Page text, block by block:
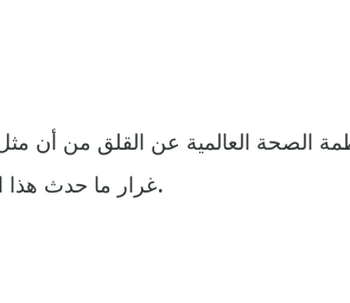
الصحة العالمية عن القلق من أن
غرار ما حدث هذا العام، وستؤدي إلى تفاقم عدم المساواة.